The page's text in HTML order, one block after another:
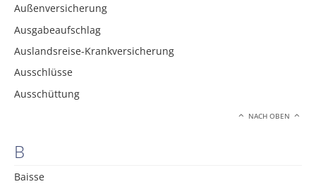
Außenversicherung
Ausgabeaufschlag
Auslandsreise-Krankversicherung
Ausschlüsse
Ausschüttung
NACH OBEN
B
Baisse